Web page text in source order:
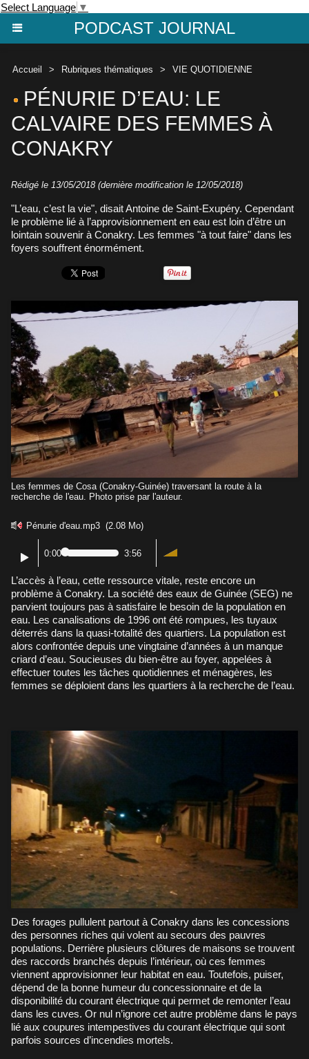
Select Language ▼
PODCAST JOURNAL
Accueil > Rubriques thématiques > VIE QUOTIDIENNE
PÉNURIE D’EAU: LE
CALVAIRE DES FEMMES À
CONAKRY
Rédigé le 13/05/2018 (dernière modification le 12/05/2018)
"L’eau, c’est la vie", disait Antoine de Saint-Exupéry. Cependant
le problème lié à l’approvisionnement en eau est loin d’être un
lointain souvenir à Conakry. Les femmes "à tout faire" dans les
foyers souffrent énormément.
Les femmes de Cosa (Conakry-Guinée) traversant la route à la
recherche de l'eau. Photo prise par l'auteur.
Pénurie d'eau.mp3 (2.08 Mo)
0:00 3:56
L’accès à l’eau, cette ressource vitale, reste encore un
problème à Conakry. La société des eaux de Guinée (SEG) ne
parvient toujours pas à satisfaire le besoin de la population en
eau. Les canalisations de 1996 ont été rompues, les tuyaux
déterrés dans la quasi-totalité des quartiers. La population est
alors confrontée depuis une vingtaine d’années à un manque
criard d’eau. Soucieuses du bien-être au foyer, appelées à
effectuer toutes les tâches quotidiennes et ménagères, les
femmes se déploient dans les quartiers à la recherche de l’eau.
Des forages pullulent partout à Conakry dans les concessions
des personnes riches qui volent au secours des pauvres
populations. Derrière plusieurs clôtures de maisons se trouvent
des raccords branchés depuis l’intérieur, où ces femmes
viennent approvisionner leur habitat en eau. Toutefois, puiser,
dépend de la bonne humeur du concessionnaire et de la
disponibilité du courant électrique qui permet de remonter l’eau
dans les cuves. Or nul n’ignore cet autre problème dans le pays
lié aux coupures intempestives du courant électrique qui sont
parfois sources d’incendies mortels.